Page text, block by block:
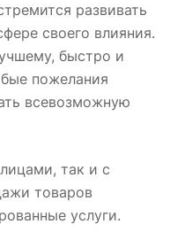
развивать
своего влияния.
быстро и
пожелания
всевозможную
так и с
товаров
услуги.